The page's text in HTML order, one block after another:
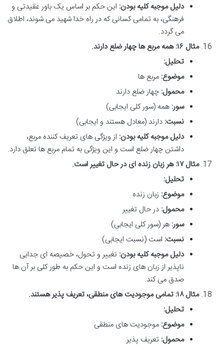
دلیل موجبه کلیه بودن: این حکم بر اساس یک باور عقیدتی و
فرهنگی، به تمامی کسانی که در راه خدا شهید می شوند، اطلاق
می گردد.
مثال ۱۶: همه مربع ها چهار ضلع دارند.
تحلیل:
موضوع: مربع ها
محمول: چهار ضلع دارند
سور: همه (سور کلی ایجابی)
نسبت: دارند (معادل هستند و ایجابی)
دلیل موجبه کلیه بودن: از ویژگی های تعریف کننده مربع،
داشتن چهار ضلع است و این ویژگی به تمام مربع ها تعلق دارد.
مثال ۱۷: هر زبان زنده ای در حال تغییر است.
تحلیل:
موضوع: زبان زنده
محمول: در حال تغییر
سور: هر (سور کلی ایجابی)
نسبت: است (نسبت ایجابی)
دلیل موجبه کلیه بودن: تغییر و تحول، خصیصه ای جدایی
ناپذیر از زبان های زنده است و این حکم به طور کلی بر آن ها
صدق می کند.
مثال ۱۸: تمامی موجودیت های منطقی، تعریف پذیر هستند.
تحلیل:
موضوع: موجودیت های منطقی
محمول: تعریف پذیر